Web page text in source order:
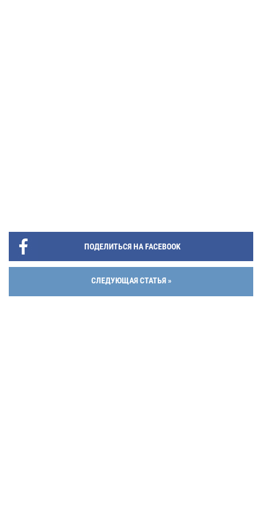
ПОДЕЛИТЬСЯ НА FACEBOOK
СЛЕДУЮЩАЯ СТАТЬЯ »